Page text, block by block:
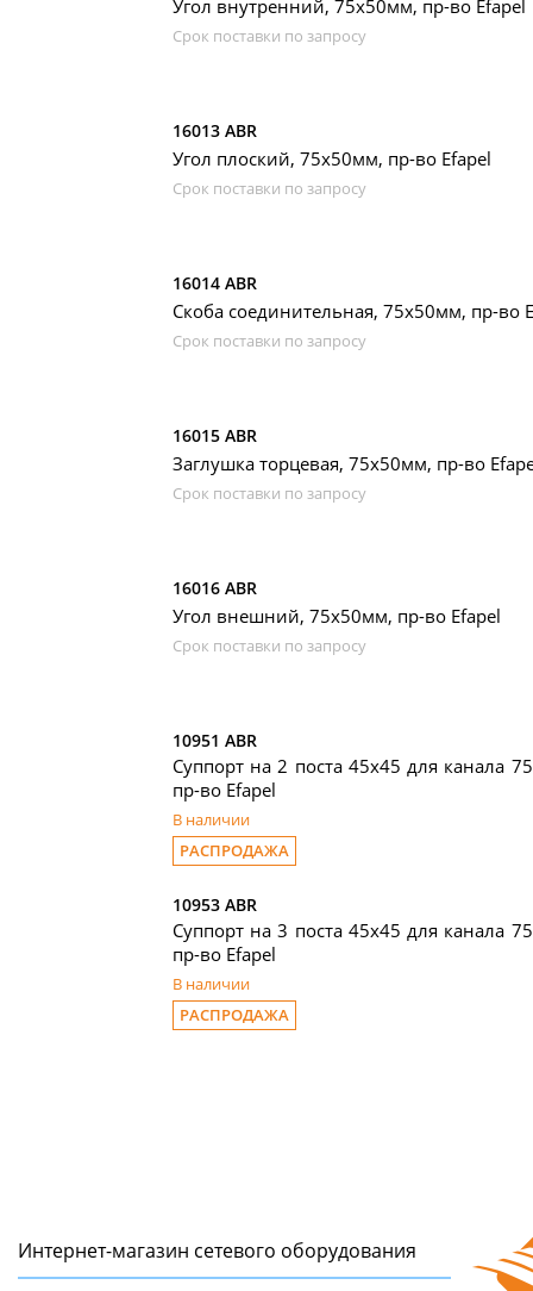
Угол внутренний, 75х50мм, пр-во Efapel
Срок поставки по запросу
16013 ABR
Угол плоский, 75х50мм, пр-во Efapel
Срок поставки по запросу
16014 ABR
Скоба соединительная, 75х50мм, пр-во
Срок поставки по запросу
16015 ABR
Заглушка торцевая, 75х50мм, пр-во
Срок поставки по запросу
16016 ABR
Угол внешний, 75х50мм, пр-во Efapel
Срок поставки по запросу
10951 ABR
Суппорт на 2 поста 45х45 для канала
пр-во Efapel
В наличии
РАСПРОДАЖА
10953 ABR
Суппорт на 3 поста 45х45 для канала
пр-во Efapel
В наличии
РАСПРОДАЖА
Интернет-магазин сетeвого оборудования